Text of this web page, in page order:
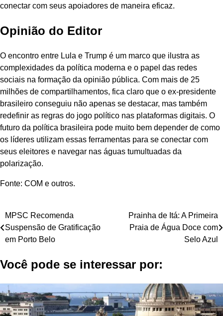
conectar com seus apoiadores de maneira eficaz.
Opinião do Editor
O encontro entre Lula e Trump é um marco que ilustra as
complexidades da política moderna e o papel das redes
sociais na formação da opinião pública. Com mais de 25
milhões de compartilhamentos, fica claro que o ex-presidente
brasileiro conseguiu não apenas se destacar, mas também
redefinir as regras do jogo político nas plataformas digitais. O
futuro da política brasileira pode muito bem depender de como
os líderes utilizam essas ferramentas para se conectar com
seus eleitores e navegar nas águas tumultuadas da
polarização.
Fonte: COM e outros.
Navegação
de
MPSC Recomenda
Suspensão de Gratificação
em Porto Belo
Prainha de Itá: A Primeira
Praia de Água Doce com
Selo Azul
Você pode se interessar por: